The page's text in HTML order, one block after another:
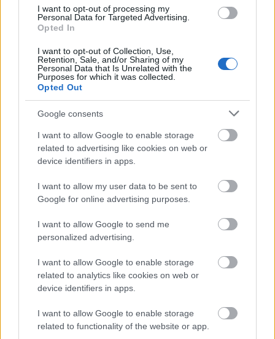
I want to opt-out of processing my
Personal Data for Targeted Advertising.
Opted In
I want to opt-out of Collection, Use,
Retention, Sale, and/or Sharing of my
Personal Data that Is Unrelated with the
Purposes for which it was collected.
Opted Out
Google consents
I want to allow Google to enable storage
related to advertising like cookies on web or
device identifiers in apps.
I want to allow my user data to be sent to
Google for online advertising purposes.
I want to allow Google to send me
personalized advertising.
I want to allow Google to enable storage
related to analytics like cookies on web or
device identifiers in apps.
I want to allow Google to enable storage
related to functionality of the website or app.
"Házától ritkán s csak kiváló esetben
ment ki" - Utazás a régi
Magyarországon
Fónagy Zoltán•2014. március 30.
A vasút elterjedése előtt az emberek túlnyomó
többsége egész életében nem járt szülőhelyétől
néhány tíz kilométernyi távolságnál messzebb. Az
utazás a rossz útviszonyok és a közlekedési eszközök
fejletlensége miatt sem volt vonzó kaland, de a
helyhez kötöttség szoros kölcsönhatásban állt a…